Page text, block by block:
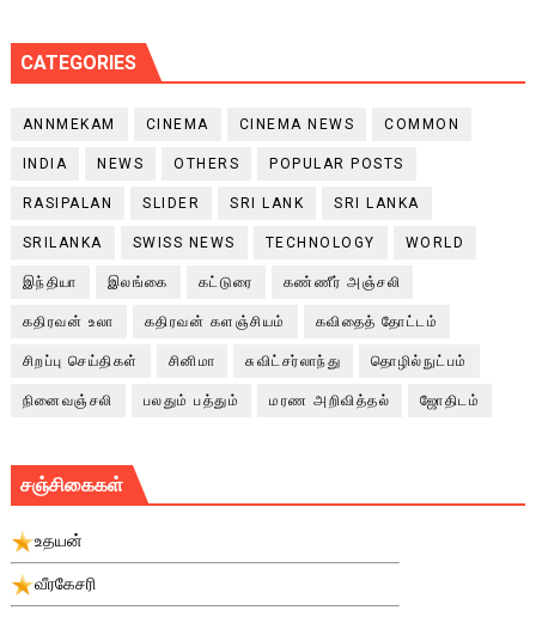
CATEGORIES
ANNMEKAM CINEMA CINEMA NEWS COMMON
INDIA NEWS OTHERS POPULAR POSTS
RASIPALAN SLIDER SRI LANK SRI LANKA
SRILANKA SWISS NEWS TECHNOLOGY WORLD
இந்தியா இலங்கை கட்டுரை கண்ணீர் அஞ்சலி
கதிரவன் உலா கதிரவன் களஞ்சியம் கவிதைத் தோட்டம்
சிறப்பு செய்திகள் சினிமா சுவிட்சர்லாந்து தொழில்நுட்பம்
நினைவஞ்சலி பலதும் பத்தும் மரண அறிவித்தல் ஜோதிடம்
சஞ்சிகைகள்
உதயன்
வீரகேசரி